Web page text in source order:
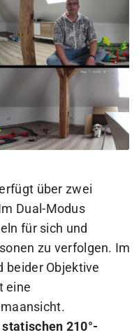
über zwei
Dual-Modus
für sich und
zu verfolgen. Im
beider Objektive
eine
210°-